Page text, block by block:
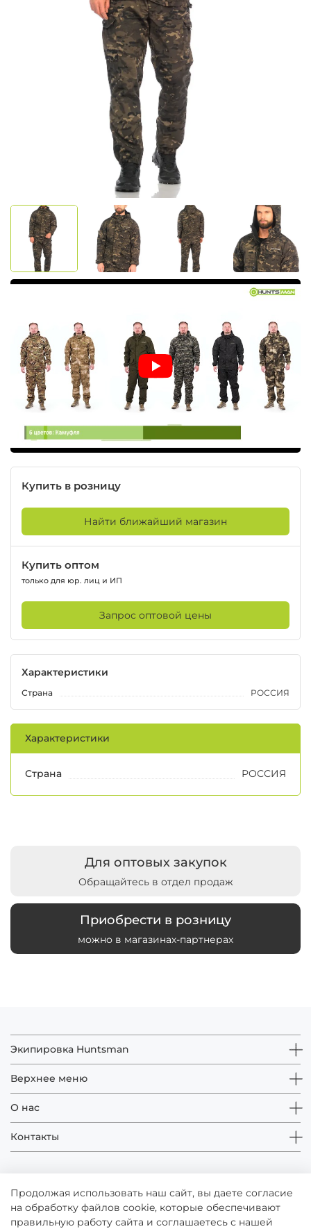
Купить в розницу
Найти ближайший магазин
Купить оптом
только для юр. лиц и ИП
Запрос оптовой цены
Характеристики
Страна РОССИЯ
Характеристики
Страна РОССИЯ
Для оптовых закупок
Обращайтесь в отдел продаж
Приобрести в розницу
можно в магазинах-партнерах
Экипировка Huntsman
Верхнее меню
О нас
Контакты
Продолжая использовать наш сайт, вы даете согласие
на обработку файлов cookie, которые обеспечивают
правильную работу сайта и соглашаетесь с нашей